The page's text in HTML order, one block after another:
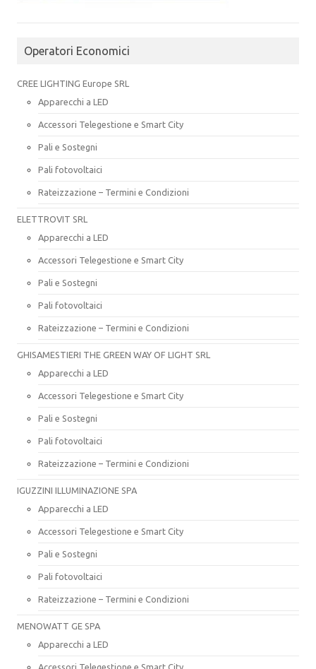
Operatori Economici
CREE LIGHTING Europe SRL
Apparecchi a LED
Accessori Telegestione e Smart City
Pali e Sostegni
Pali fotovoltaici
Rateizzazione – Termini e Condizioni
ELETTROVIT SRL
Apparecchi a LED
Accessori Telegestione e Smart City
Pali e Sostegni
Pali fotovoltaici
Rateizzazione – Termini e Condizioni
GHISAMESTIERI THE GREEN WAY OF LIGHT SRL
Apparecchi a LED
Accessori Telegestione e Smart City
Pali e Sostegni
Pali fotovoltaici
Rateizzazione – Termini e Condizioni
IGUZZINI ILLUMINAZIONE SPA
Apparecchi a LED
Accessori Telegestione e Smart City
Pali e Sostegni
Pali fotovoltaici
Rateizzazione – Termini e Condizioni
MENOWATT GE SPA
Apparecchi a LED
Accessori Telegestione e Smart City